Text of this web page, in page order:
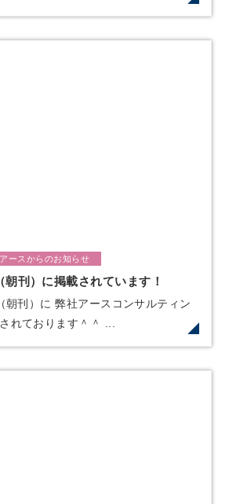
アースからのお知らせ
刊）に掲載されています！
朝刊）に 弊社アースコンサルティン
れております＾＾ ...